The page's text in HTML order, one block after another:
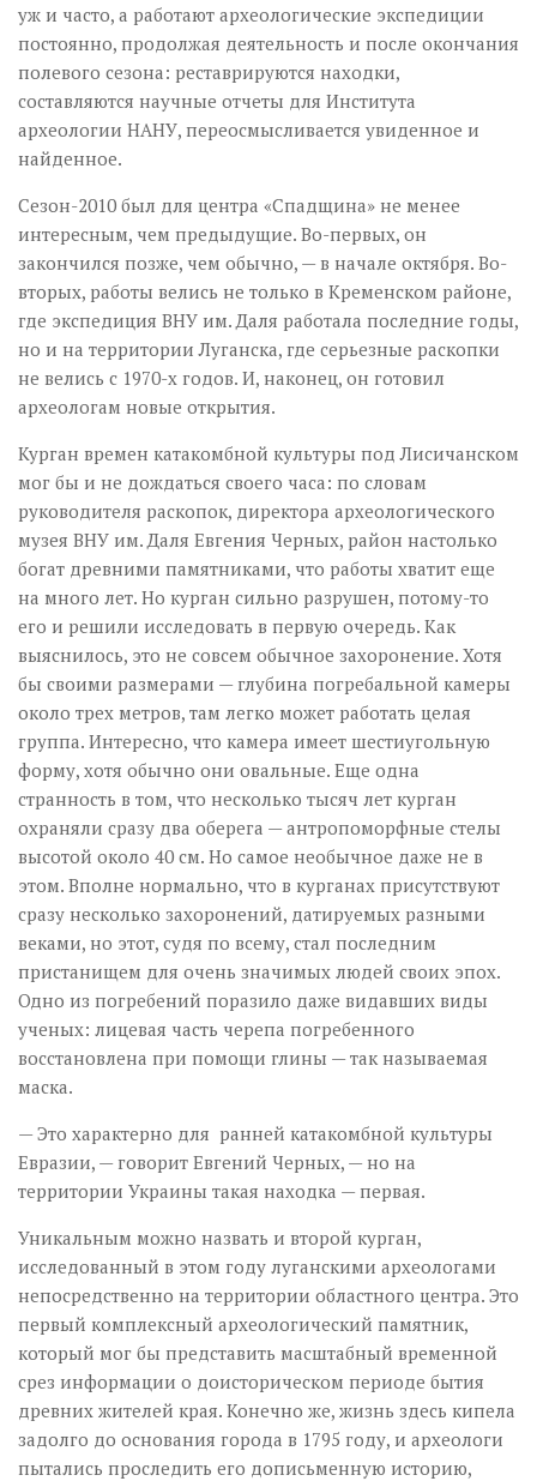
уж и часто, а работают археологические экспедиции
постоянно, продолжая деятельность и после окончания
полевого сезона: реставрируются находки,
составляются научные отчеты для Института
археологии НАНУ, переосмысливается увиденное и
найденное.
Сезон-2010 был для центра «Спадщина» не менее
интересным, чем предыдущие. Во-первых, он
закончился позже, чем обычно, — в начале октября. Во-
вторых, работы велись не только в Кременском районе,
где экспедиция ВНУ им. Даля работала последние годы,
но и на территории Луганска, где серьезные раскопки
не велись с 1970-х годов. И, наконец, он готовил
археологам новые открытия.
Курган времен катакомбной культуры под Лисичанском
мог бы и не дождаться своего часа: по словам
руководителя раскопок, директора археологического
музея ВНУ им. Даля Евгения Черных, район настолько
богат древними памятниками, что работы хватит еще
на много лет. Но курган сильно разрушен, потому-то
его и решили исследовать в первую очередь. Как
выяснилось, это не совсем обычное захоронение. Хотя
бы своими размерами — глубина погребальной камеры
около трех метров, там легко может работать целая
группа. Интересно, что камера имеет шестиугольную
форму, хотя обычно они овальные. Еще одна
странность в том, что несколько тысяч лет курган
охраняли сразу два оберега — антропоморфные стелы
высотой около 40 см. Но самое необычное даже не в
этом. Вполне нормально, что в курганах присутствуют
сразу несколько захоронений, датируемых разными
веками, но этот, судя по всему, стал последним
пристанищем для очень значимых людей своих эпох.
Одно из погребений поразило даже видавших виды
ученых: лицевая часть черепа погребенного
восстановлена при помощи глины — так называемая
маска.
— Это характерно для ранней катакомбной культуры
Евразии, — говорит Евгений Черных, — но на
территории Украины такая находка — первая.
Уникальным можно назвать и второй курган,
исследованный в этом году луганскими археологами
непосредственно на территории областного центра. Это
первый комплексный археологический памятник,
который мог бы представить масштабный временной
срез информации о доисторическом периоде бытия
древних жителей края. Конечно же, жизнь здесь кипела
задолго до основания города в 1795 году, и археологи
пытались проследить его дописьменную историю,